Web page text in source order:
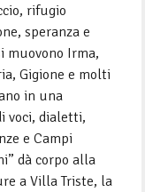
rifugio
speranza e
muovono Irma,
Gigione e molti
in una
voci, dialetti,
e Campi
dà corpo alla
a Villa Triste, la